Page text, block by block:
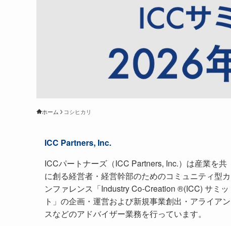
ホーム コシヒカリ
ICC Partners, Inc.
ICCパートナーズ（ICC Partners, Inc.）は産業を共
に創る経営者・経営幹部のためのコミュニティ型カ
ンファレンス「Industry Co-Creation ®(ICC) サミッ
ト」の企画・運営および新規事業創出・アライアン
スなどのアドバイザー業務を行っています。